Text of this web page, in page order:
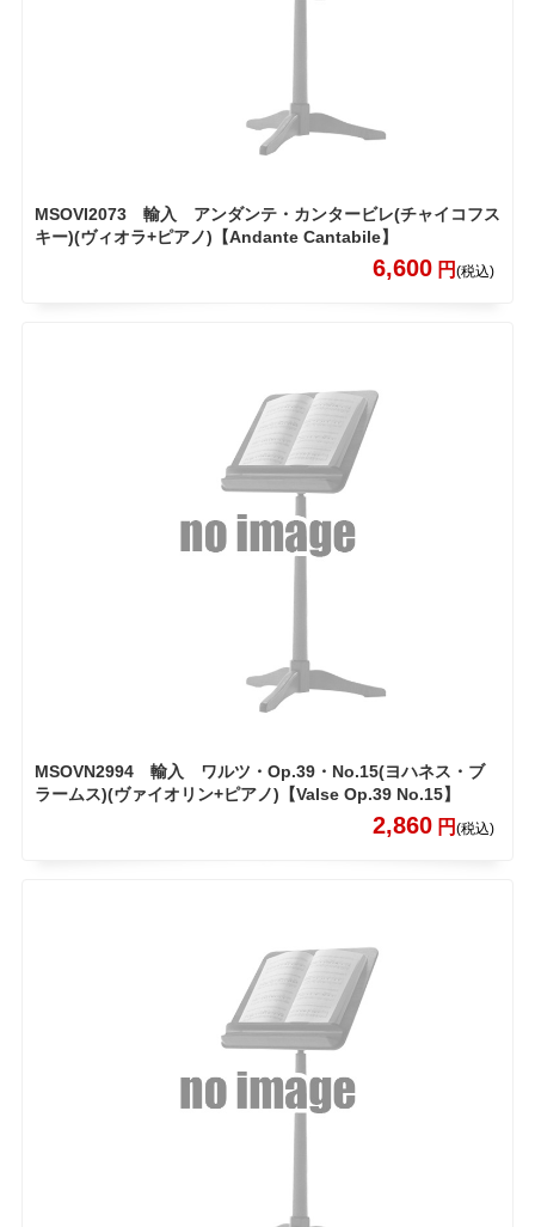
MSOVI2073 輸入 アンダンテ・カンタービレ(チャイコフス
キー)(ヴィオラ+ピアノ)【Andante Cantabile】
6,600 円(税込)
MSOVN2994 輸入 ワルツ・Op.39・No.15(ヨハネス・ブ
ラームス)(ヴァイオリン+ピアノ)【Valse Op.39 No.15】
2,860 円(税込)